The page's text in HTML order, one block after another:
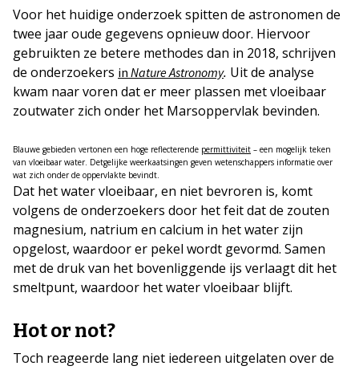
Voor het huidige onderzoek spitten de astronomen de
twee jaar oude gegevens opnieuw door. Hiervoor
gebruikten ze betere methodes dan in 2018, schrijven
de onderzoekers in Nature Astronomy. Uit de analyse
kwam naar voren dat er meer plassen met vloeibaar
zoutwater zich onder het Marsoppervlak bevinden.
Blauwe gebieden vertonen een hoge reflecterende permittiviteit – een mogelijk teken
van vloeibaar water. Detgelijke weerkaatsingen geven wetenschappers informatie over
wat zich onder de oppervlakte bevindt.
Dat het water vloeibaar, en niet bevroren is, komt
volgens de onderzoekers door het feit dat de zouten
magnesium, natrium en calcium in het water zijn
opgelost, waardoor er pekel wordt gevormd. Samen
met de druk van het bovenliggende ijs verlaagt dit het
smeltpunt, waardoor het water vloeibaar blijft.
Hot or not?
Toch reageerde lang niet iedereen uitgelaten over de